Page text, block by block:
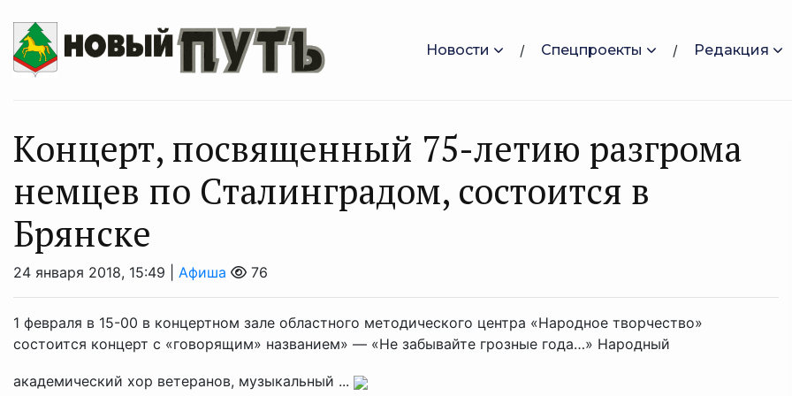
Новости Спецпроекты Редакция
Концерт, посвященный 75-летию разгрома
немцев по Сталинградом, состоится в
Брянске
24 января 2018, 15:49 | Афиша 76
1 февраля в 15-00 в концертном зале областного методического центра «Народное творчество»
состоится концерт с «говорящим» названием» — «Не забывайте грозные года…» Народный
академический хор ветеранов, музыкальный ...